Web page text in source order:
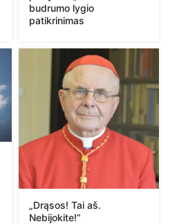
budrumo lygio
patikrinimas
„Drąsos! Tai aš.
Nebijokite!“